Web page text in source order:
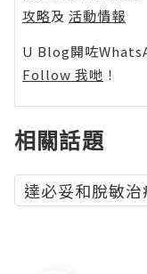
攻略及 活動情報
U Blog開咗
Follow 我哋 ！
相關話題
達必妥和脫敏